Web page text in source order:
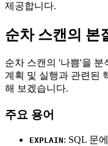
제공합니다.
순차 스캔의 본
순차 스캔의 '나쁨'을 분
계획 및 실행과 관련된
해 보겠습니다.
주요 용어
EXPLAIN: SQL 문